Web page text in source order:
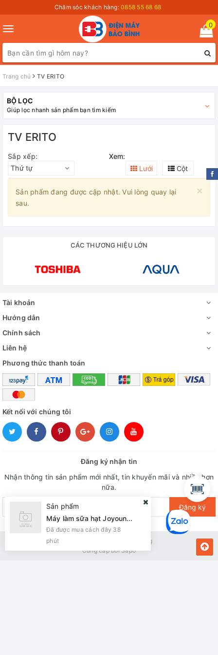
Chăm sóc khách hàng: 0858 55 68 68
Toggle
navigation
0
Trang chủ TV ERITO
BỘ LỌC
Giúp lọc nhanh sản phẩm bạn tìm kiếm
TV ERITO
Sắp xếp:
Thứ tự
Xem:
Lưới
Cột
×
Sản phẩm đang được cập nhật. Vui lòng quay lại
sau.
CÁC THƯƠNG HIỆU LỚN
Tài khoản
Hướng dẫn
Chính sách
Liên hệ
Phương thức thanh toán
Kết nối với chúng tôi
Đăng ký nhận tin
Nhận thông tin sản phẩm mới nhất, tin khuyến mãi và nhiều hơn
nữa.
Đăng ký
Bản quyền thuộc về Kiến Vàng
Cung cấp bởiSapo
Sản phẩm
Máy làm sữa hạt Joyoung L18-P510-UK01
Đã được mua cách đây 38
phút